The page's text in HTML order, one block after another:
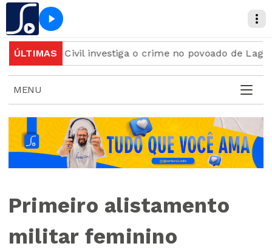
ÚLTIMASCivil investiga o crime no povoado de Lagoa do
MENU
Primeiro alistamento
militar feminino